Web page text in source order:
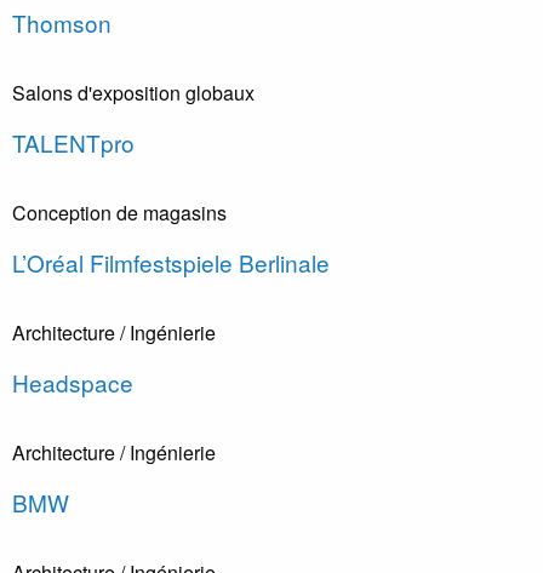
Thomson
Salons d'exposition globaux
TALENTpro
Conception de magasins
L’Oréal Filmfestspiele Berlinale
Architecture / Ingénierie
Headspace
Architecture / Ingénierie
BMW